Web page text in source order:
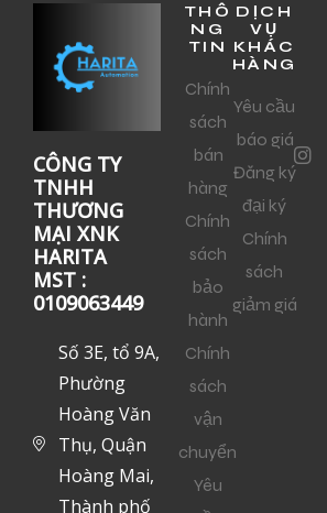
CÔNG TY
TNHH
THƯƠNG
MẠI XNK
HARITA
MST :
0109063449
Số 3E, tổ 9A,
Phường
Hoàng Văn
Thụ, Quận
Hoàng Mai,
Thành phố
THÔ
NG
TIN
Chính
sách
bán
hàng
Chính
sách
bảo
hành
Chính
sách
vận
chuyển
Yêu
DỊCH
VỤ
KHÁC
HÀNG
Yêu cầu
báo giá
Đăng ký
đại ký
Chính
sách
giảm giá